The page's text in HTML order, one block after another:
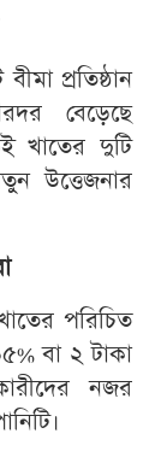
প্রতিষ্ঠান
বেড়েছে
খাতের দুটি
উত্তেজনার
পরিচিত
বা ২ টাকা
নজর